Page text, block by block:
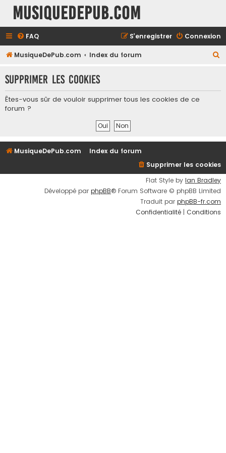
MusiqueDePub.com
FAQ Connexion
S’enregistrer
MusiqueDePub.com Index du forum
h
r
Supprimer les cookies
Êtes-vous sûr de vouloir supprimer tous les cookies de ce
forum ?
MusiqueDePub.com
Index du forum
Supprimer les cookies
Flat Style by Ian Bradley
Développé par phpBB® Forum Software © phpBB Limited
Traduit par phpBB-fr.com
Confidentialité | Conditions